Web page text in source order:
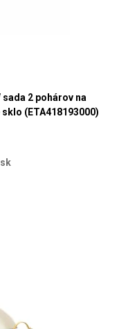
sada 2 pohárov na
(ETA418193000)